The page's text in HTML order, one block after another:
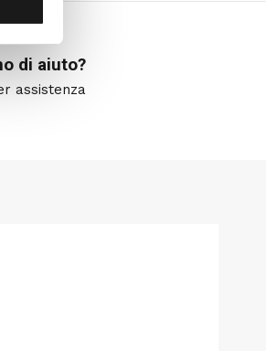
di aiuto?
assistenza